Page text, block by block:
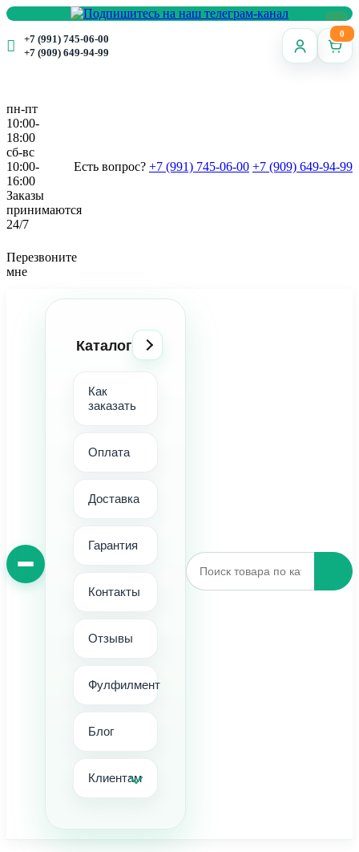
+7 (991) 745-06-00
+7 (909) 649-94-99
0
пн-пт
10:00-
18:00
сб-вс
10:00-
16:00
Заказы
принимаются
24/7
Есть вопрос? +7 (991) 745-06-00 +7 (909) 649-94-99
Перезвоните
мне
Каталог
Как
заказать
Оплата
Доставка
Гарантия
Контакты
Отзывы
Фулфилмент
Блог
Клиентам